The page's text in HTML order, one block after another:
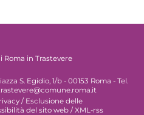
Roma in Trastevere
S. Egidio, 1/b - 00153 Roma - Tel.
/ Esclusione delle
del sito web / XML-rss